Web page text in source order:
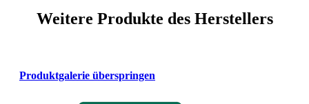
Weitere Produkte des Herstellers
Produktgalerie überspringen